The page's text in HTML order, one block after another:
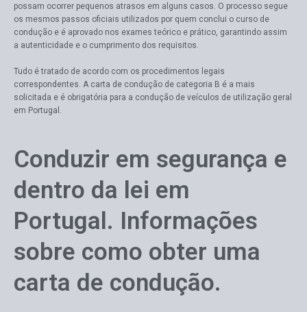
possam ocorrer pequenos atrasos em alguns casos. O processo segue
os mesmos passos oficiais utilizados por quem conclui o curso de
condução e é aprovado nos exames teórico e prático, garantindo assim
a autenticidade e o cumprimento dos requisitos.
Tudo é tratado de acordo com os procedimentos legais
correspondentes. A carta de condução de categoria B é a mais
solicitada e é obrigatória para a condução de veículos de utilização geral
em Portugal.
Conduzir em segurança e
dentro da lei em
Portugal. Informações
sobre como obter uma
carta de condução.